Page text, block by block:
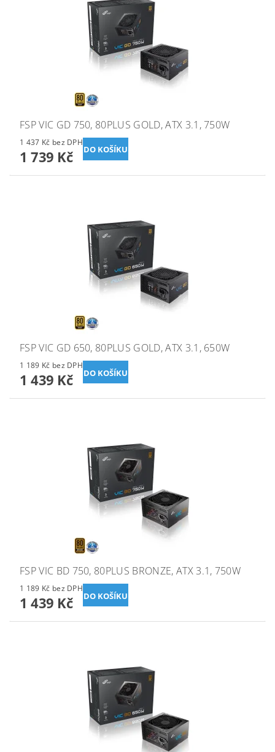
FSP VIC GD 750, 80PLUS GOLD, ATX 3.1, 750W
1 437 Kč bez DPH
1 739 Kč
FSP VIC GD 650, 80PLUS GOLD, ATX 3.1, 650W
1 189 Kč bez DPH
1 439 Kč
FSP VIC BD 750, 80PLUS BRONZE, ATX 3.1, 750W
1 189 Kč bez DPH
1 439 Kč